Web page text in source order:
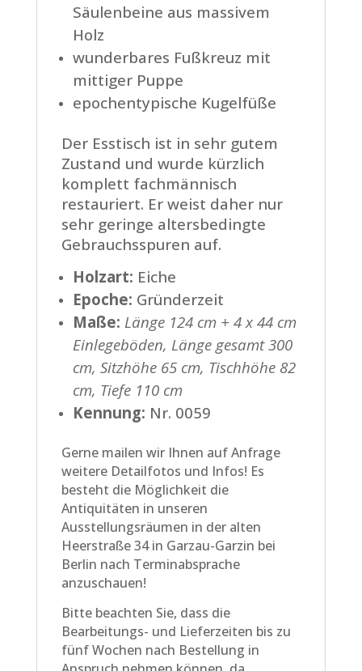
Säulenbeine aus massivem
Holz
wunderbares Fußkreuz mit
mittiger Puppe
epochentypische Kugelfüße
Der Esstisch ist in sehr gutem
Zustand und wurde kürzlich
komplett fachmännisch
restauriert. Er weist daher nur
sehr geringe altersbedingte
Gebrauchsspuren auf.
Holzart: Eiche
Epoche: Gründerzeit
Maße: Länge 124 cm + 4 x 44 cm
Einlegeböden, Länge gesamt 300
cm, Sitzhöhe 65 cm, Tischhöhe 82
cm, Tiefe 110 cm
Kennung: Nr. 0059
Gerne mailen wir Ihnen auf Anfrage
weitere Detailfotos und Infos! Es
besteht die Möglichkeit die
Antiquitäten in unseren
Ausstellungsräumen in der alten
Heerstraße 34 in Garzau-Garzin bei
Berlin nach Terminabsprache
anzuschauen!
Bitte beachten Sie, dass die
Bearbeitungs- und Lieferzeiten bis zu
fünf Wochen nach Bestellung in